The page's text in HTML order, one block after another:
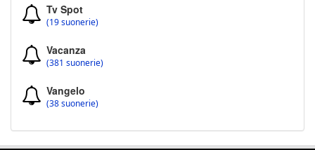
Tv Spot
(19 suonerie)
Vacanza
(381 suonerie)
Vangelo
(38 suonerie)